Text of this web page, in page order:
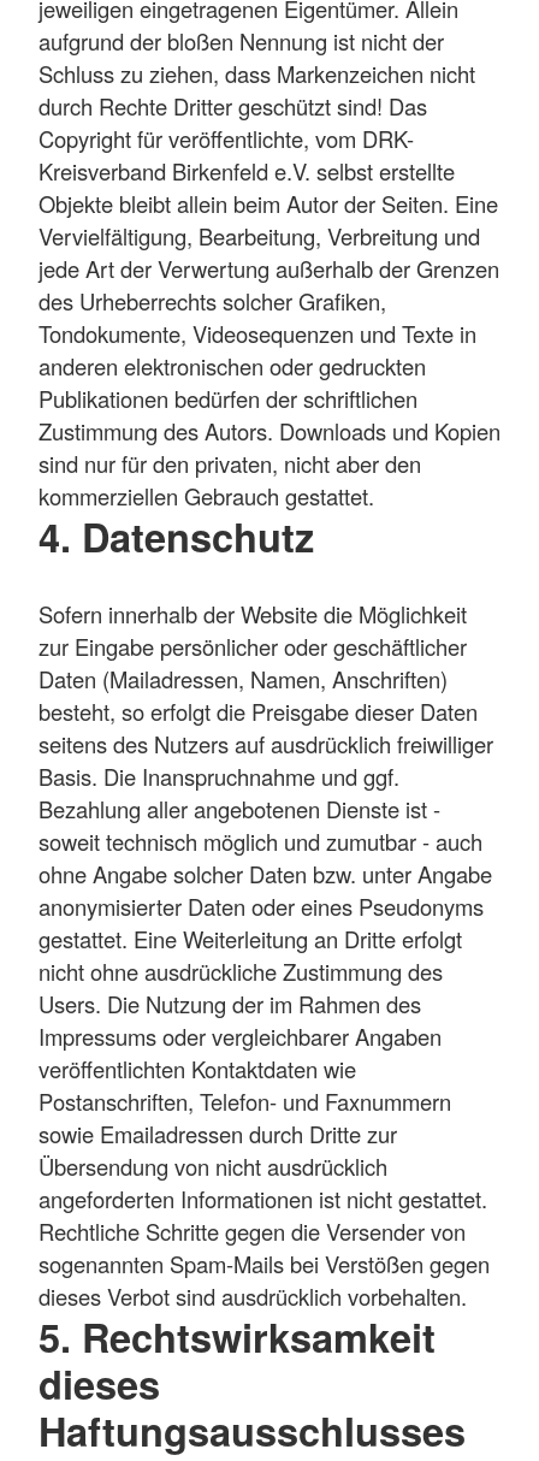
jeweiligen eingetragenen Eigentümer. Allein
aufgrund der bloßen Nennung ist nicht der
Schluss zu ziehen, dass Markenzeichen nicht
durch Rechte Dritter geschützt sind! Das
Copyright für veröffentlichte, vom DRK-
Kreisverband Birkenfeld e.V. selbst erstellte
Objekte bleibt allein beim Autor der Seiten. Eine
Vervielfältigung, Bearbeitung, Verbreitung und
jede Art der Verwertung außerhalb der Grenzen
des Urheberrechts solcher Grafiken,
Tondokumente, Videosequenzen und Texte in
anderen elektronischen oder gedruckten
Publikationen bedürfen der schriftlichen
Zustimmung des Autors. Downloads und Kopien
sind nur für den privaten, nicht aber den
kommerziellen Gebrauch gestattet.
4. Datenschutz
Sofern innerhalb der Website die Möglichkeit
zur Eingabe persönlicher oder geschäftlicher
Daten (Mailadressen, Namen, Anschriften)
besteht, so erfolgt die Preisgabe dieser Daten
seitens des Nutzers auf ausdrücklich freiwilliger
Basis. Die Inanspruchnahme und ggf.
Bezahlung aller angebotenen Dienste ist -
soweit technisch möglich und zumutbar - auch
ohne Angabe solcher Daten bzw. unter Angabe
anonymisierter Daten oder eines Pseudonyms
gestattet. Eine Weiterleitung an Dritte erfolgt
nicht ohne ausdrückliche Zustimmung des
Users. Die Nutzung der im Rahmen des
Impressums oder vergleichbarer Angaben
veröffentlichten Kontaktdaten wie
Postanschriften, Telefon- und Faxnummern
sowie Emailadressen durch Dritte zur
Übersendung von nicht ausdrücklich
angeforderten Informationen ist nicht gestattet.
Rechtliche Schritte gegen die Versender von
sogenannten Spam-Mails bei Verstößen gegen
dieses Verbot sind ausdrücklich vorbehalten.
5. Rechtswirksamkeit
dieses
Haftungsausschlusses